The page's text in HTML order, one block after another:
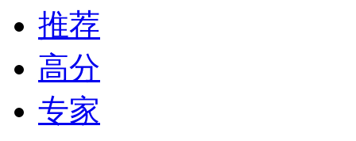
推荐
高分
专家